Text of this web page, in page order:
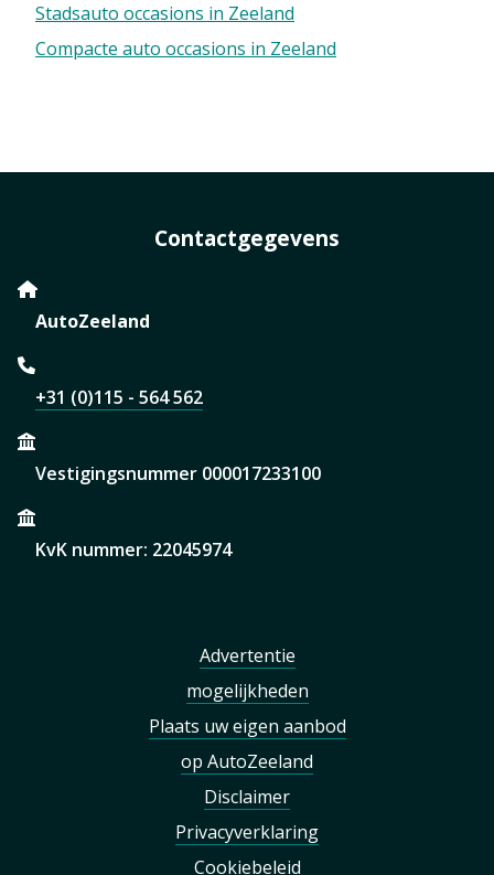
Stadsauto occasions in Zeeland
Compacte auto occasions in Zeeland
Contactgegevens
AutoZeeland
+31 (0)115 - 564 562
Vestigingsnummer 000017233100
KvK nummer: 22045974
Advertentie
mogelijkheden
Plaats uw eigen aanbod
op AutoZeeland
Disclaimer
Privacyverklaring
Cookiebeleid